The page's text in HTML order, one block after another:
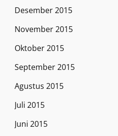
Desember 2015
November 2015
Oktober 2015
September 2015
Agustus 2015
Juli 2015
Juni 2015